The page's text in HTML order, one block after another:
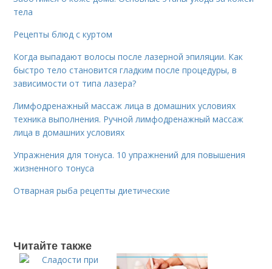
тела
Рецепты блюд с куртом
Когда выпадают волосы после лазерной эпиляции. Как
быстро тело становится гладким после процедуры, в
зависимости от типа лазера?
Лимфодренажный массаж лица в домашних условиях
техника выполнения. Ручной лимфодренажный массаж
лица в домашних условиях
Упражнения для тонуса. 10 упражнений для повышения
жизненного тонуса
Отварная рыба рецепты диетические
Читайте также